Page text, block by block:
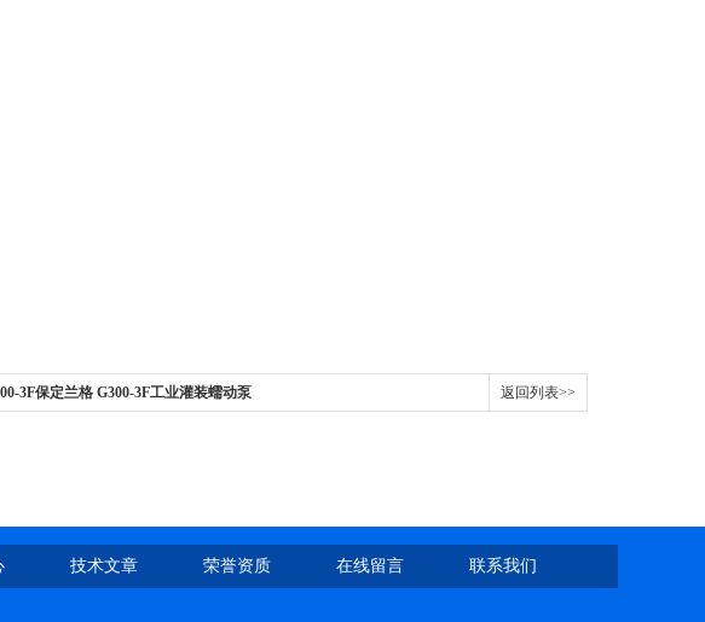
3F保定兰格 G300-3F工业灌装蠕动泵 返回列表>>
技术文章 荣誉资质 在线留言 联系我们